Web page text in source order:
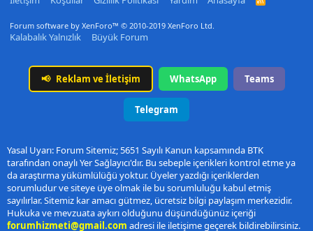
Forum software by XenForo™ © 2010-2019 XenForo Ltd.
Kalabalık Yalnızlık Büyük Forum
📢 Reklam ve İletişim WhatsApp Teams
Telegram
Yasal Uyarı: Forum Sitemiz; 5651 Sayılı Kanun kapsamında BTK
tarafından onaylı Yer Sağlayıcı'dır. Bu sebeple içerikleri kontrol etme ya
da araştırma yükümlülüğü yoktur. Üyeler yazdığı içeriklerden
sorumludur ve siteye üye olmak ile bu sorumluluğu kabul etmiş
sayılırlar. Sitemiz kar amacı gütmez, ücretsiz bilgi paylaşım merkezidir.
Hukuka ve mevzuata aykırı olduğunu düşündüğünüz içeriği
forumhizmeti@gmail.com adresi ile iletişime geçerek bildirebilirsiniz.